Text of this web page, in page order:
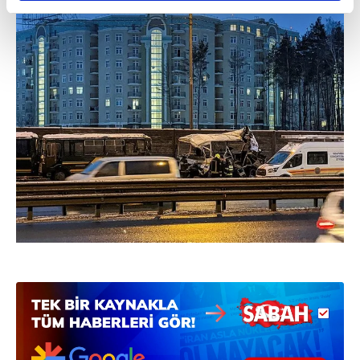
reklamların maliyetlerimizi karşılamak noktasında tek gelir
kalemimiz olduğunu sizlere hatırlatmak isteriz.
Her halükârda, kullanıcılar, bu çerezlere izin vermedikleri
takdirde, kullanıcılara hedefli reklamlar
gösterilmeyecektir."
Sizlere daha iyi bir hizmet sunabilmek için İnternet
Sitemizde kendimize ve üçüncü kişilere ait çerezler
kullanılmaktadır. Bu çerezler vasıtasıyla çeşitli kişisel
verileriniz işlenmekte olup gerekli olan çerezler bilgi
toplumu hizmetlerinin sunulması amacıyla
reklam/pazarlama faaliyetlerinin yapılması, amaçlarıyla
sınırlı olarak açık rızanız dahilinde kullanılacaktır.
Çerezlere ilişkin tercihlerinizi aşağıda yer alan panel